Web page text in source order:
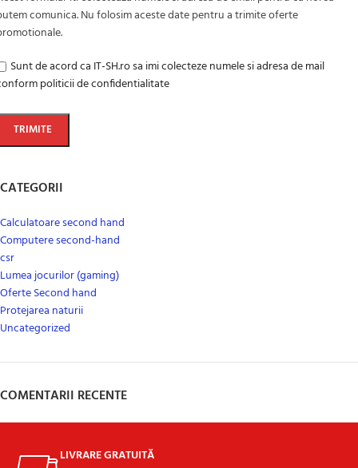
comunica. Nu folosim aceste date pentru a trimite oferte
Sunt de acord ca IT-SH.ro sa imi colecteze numele si adresa de mail
politicii de confidentialitate
CATEGORII
Calculatoare second hand
Computere second-hand
csr
Lumea jocurilor (gaming)
Oferte Second hand
Protejarea naturii
Uncategorized
COMENTARII RECENTE
LIVRARE GRATUITĂ